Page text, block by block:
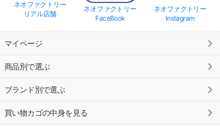
ネオファクトリー
リアル店舗
ネオファクトリー
FaceBook
ネオファクトリー
Instagram
マイページ
商品別で選ぶ
ブランド別で選ぶ
買い物カゴの中身を見る